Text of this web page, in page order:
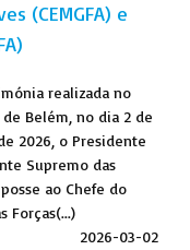
(CEMGFA) e
realizada no
de Belém, no dia 2 de
2026, o Presidente
Supremo das
ao Chefe do
Forças(...)
2026-03-02